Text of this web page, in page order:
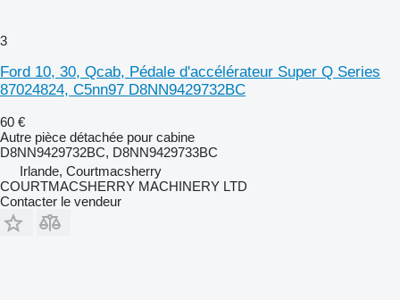
3
Ford 10, 30, Qcab, Pédale d'accélérateur Super Q Series
87024824, C5nn97 D8NN9429732BC
60 €
Autre pièce détachée pour cabine
D8NN9429732BC, D8NN9429733BC
Irlande, Courtmacsherry
COURTMACSHERRY MACHINERY LTD
Contacter le vendeur